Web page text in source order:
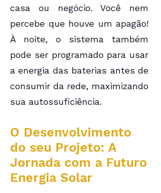
casa ou negócio. Você nem
percebe que houve um apagão!
À noite, o sistema também
pode ser programado para usar
a energia das baterias antes de
consumir da rede, maximizando
sua autossuficiência.
O Desenvolvimento
do seu Projeto: A
Jornada com a Futuro
Energia Solar